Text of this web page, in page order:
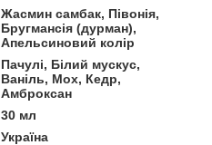
Жасмин самбак, Півонія,
Бругмансія (дурман),
Апельсиновий колір
Пачулі, Білий мускус,
Ваніль, Мох, Кедр,
Амброксан
30 мл
Україна